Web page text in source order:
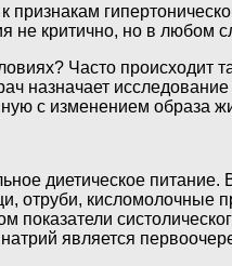
не критично, но в любом
Часто
назначает
с изменением образа
диетическое
отруби, кисломолочные
является